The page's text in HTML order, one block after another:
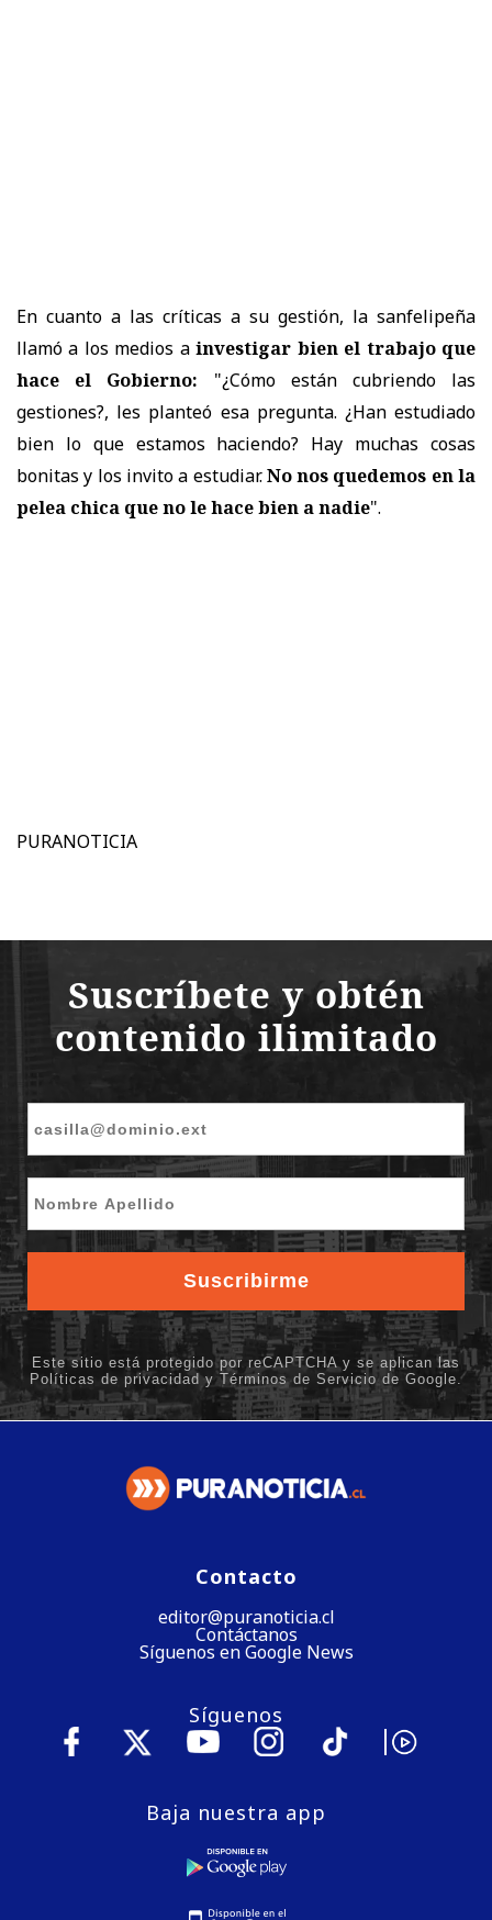
En cuanto a las críticas a su gestión, la sanfelipeña
llamó a los medios ainvestigar bien el trabajo que
hace el Gobierno: "¿Cómo están cubriendo las
gestiones?, les planteó esa pregunta. ¿Han estudiado
bien lo que estamos haciendo? Hay muchas cosas
bonitas y los invito a estudiar.No nos quedemos en la
pelea chica que no le hace bien a nadie".
PURANOTICIA
Contacto
editor@puranoticia.cl
Contáctanos
Síguenos en Google News
Síguenos
Baja nuestra app